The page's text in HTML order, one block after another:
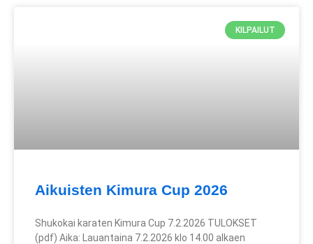
KILPAILUT
Aikuisten Kimura Cup 2026
Shukokai karaten Kimura Cup 7.2.2026 TULOKSET
(pdf) Aika: Lauantaina 7.2.2026 klo 14.00 alkaen